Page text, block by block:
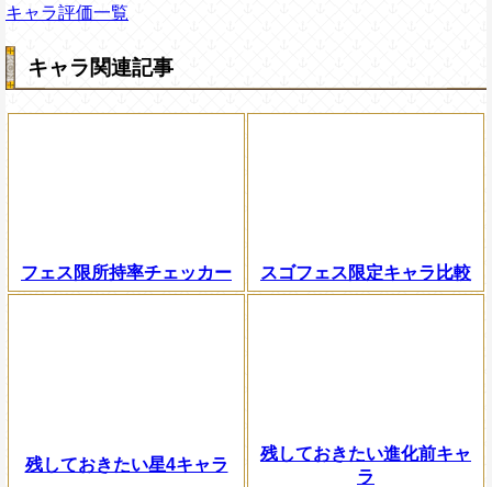
キャラ評価一覧
キャラ関連記事
フェス限所持率チェッカー スゴフェス限定キャラ比較
残しておきたい星4キャラ
残しておきたい進化前キャ
ラ